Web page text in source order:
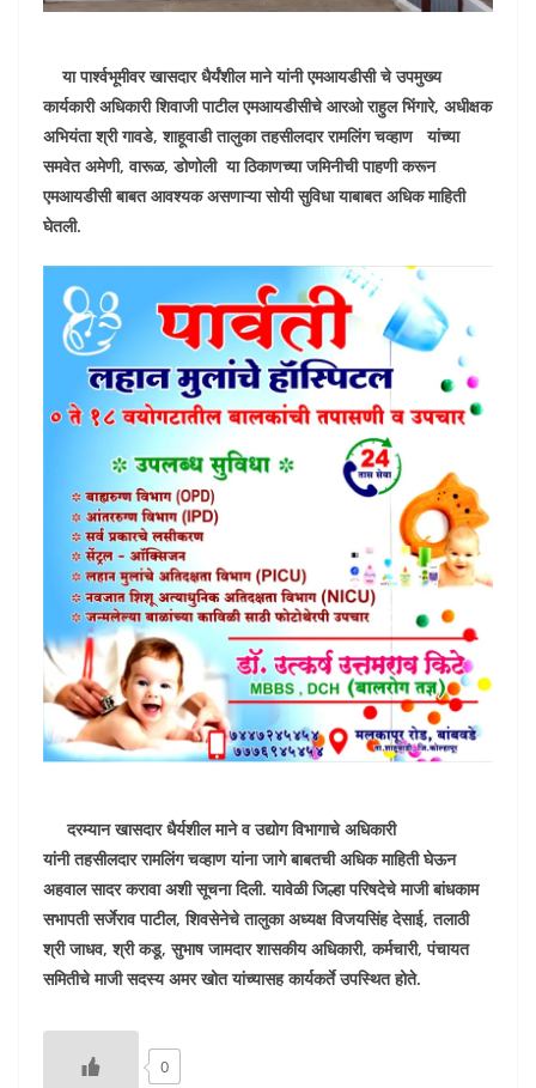
या पार्श्वभूमीवर खासदार धैर्यंशील माने यांनी एमआयडीसी चे उपमुख्य
कार्यकारी अधिकारी शिवाजी पाटील एमआयडीसीचे आरओ राहुल भिंगारे, अधीक्षक
अभियंता श्री गावडे, शाहूवाडी तालुका तहसीलदार रामलिंग चव्हाण यांच्या
समवेत अमेणी, वारूळ, डोणोली या ठिकाणच्या जमिनीची पाहणी करून
एमआयडीसी बाबत आवश्यक असणाऱ्या सोयी सुविधा याबाबत अधिक माहिती
घेतली.
दरम्यान खासदार धैर्यशील माने व उद्योग विभागाचे अधिकारी
यांनी तहसीलदार रामलिंग चव्हाण यांना जागे बाबतची अधिक माहिती घेऊन
अहवाल सादर करावा अशी सूचना दिली. यावेळी जिल्हा परिषदेचे माजी बांधकाम
सभापती सर्जेराव पाटील, शिवसेनेचे तालुका अध्यक्ष विजयसिंह देसाई, तलाठी
श्री जाधव, श्री कडू, सुभाष जामदार शासकीय अधिकारी, कर्मचारी, पंचायत
समितीचे माजी सदस्य अमर खोत यांच्यासह कार्यकर्ते उपस्थित होते.
0